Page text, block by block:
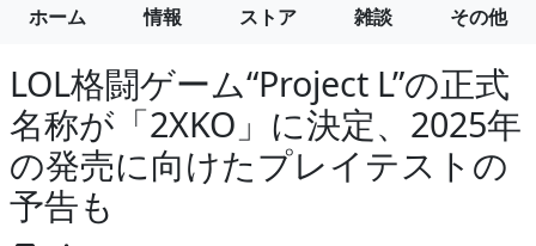
ホーム 情報 ストア 雑談 その他
LOL格闘ゲーム“Project L”の正式
名称が「2XKO」に決定、2025年
の発売に向けたプレイテストの
予告も